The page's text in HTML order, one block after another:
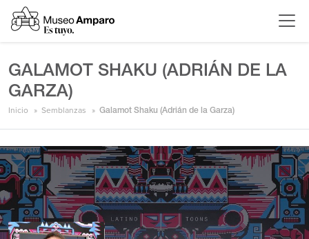
GALAMOT SHAKU (ADRIÁN DE LA
GARZA)
Inicio Semblanzas Galamot Shaku (Adrián de la Garza)